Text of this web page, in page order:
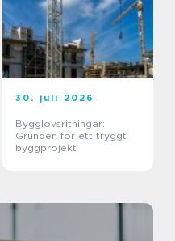
30. juli 2026
Bygglovsritningar:
Grunden för ett tryggt
byggprojekt